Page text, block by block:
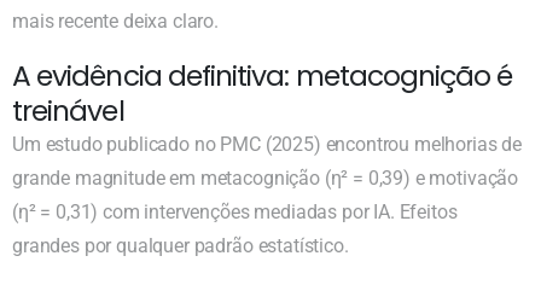
mais recente deixa claro.
A evidência definitiva: metacognição é
treinável
Um estudo publicado no PMC (2025) encontrou melhorias de
grande magnitude em metacognição (η² = 0,39) e motivação
(η² = 0,31) com intervenções mediadas por IA. Efeitos
grandes por qualquer padrão estatístico.